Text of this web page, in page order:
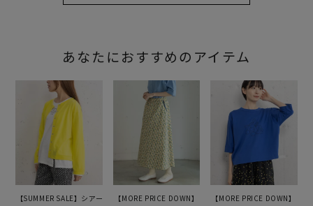
あなたにおすすめのアイテム
【SUMMER SALE】シアー
【MORE PRICE DOWN】
【MORE PRICE DOWN】